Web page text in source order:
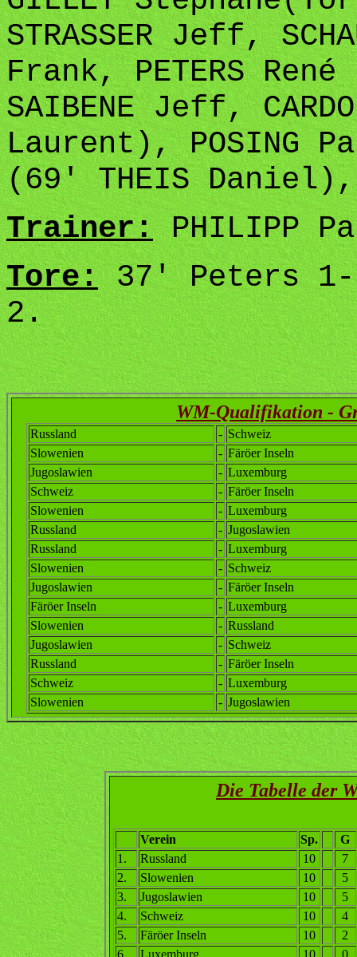
STRASSER Jeff,
Frank, PETERS
SAIBENE Jeff,
Laurent), POSING
(69' THEIS Daniel),
Trainer:PHILIPP
Tore:37' Peters
2.
WM-Qualifikation -
Russland - Schweiz
Slowenien
- Färöer Inseln
Jugoslawien
- Luxemburg
Schweiz
- Färöer Inseln
Slowenien
- Luxemburg
Russland
- Jugoslawien
Russland
- Luxemburg
Slowenien
- Schweiz
Jugoslawien
- Färöer Inseln
Färöer Inseln
- Luxemburg
Slowenien
- Russland
Jugoslawien
- Schweiz
Russland
- Färöer Inseln
Schweiz
- Luxemburg
Slowenien
- Jugoslawien
Die Tabelle der
Verein Sp.
G
1.
Russland 10
7
2.
Slowenien 10
5
3.
Jugoslawien 10
5
4. Schweiz 10
4
5.
Färöer Inseln 10
2
6.
Luxemburg 10 0